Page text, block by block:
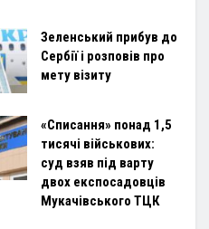
Зеленський прибув до
Сербії і розповів про
мету візиту
«Списання» понад 1,5
тисячі військових:
суд взяв під варту
двох експосадовців
Мукачівського ТЦК